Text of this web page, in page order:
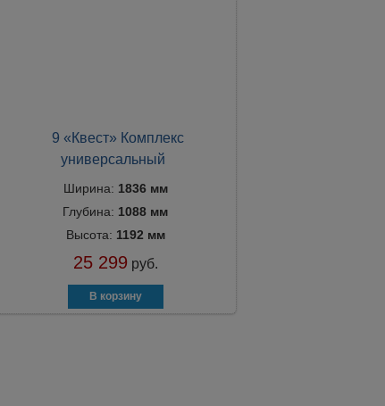
9 «Квест» Комплекс
универсальный
Ширина: 1836 мм
Глубина: 1088 мм
Высота: 1192 мм
25 299 руб.